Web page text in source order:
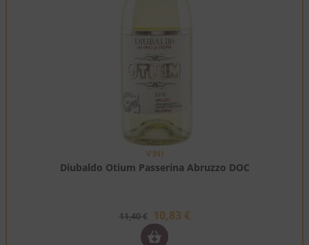
VINI
Diubaldo Otium Passerina Abruzzo DOC
11,40€ 10,83 €